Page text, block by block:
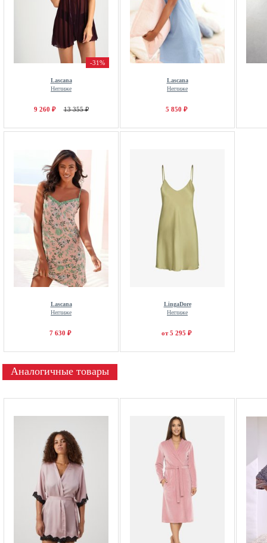
-31%
Lascana
Неглиже
9 260 ₽ 13 355 ₽
Lascana
Неглиже
5 850 ₽
Lascana
Неглиже
7 630 ₽
LingaDore
Неглиже
от 5 295 ₽
Аналогичные товары